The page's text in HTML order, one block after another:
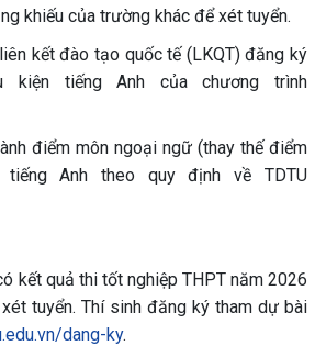
khiếu của trường khác để xét tuyển.
kết đào tạo quốc tế (LKQT) đăng ký
tiếng Anh của chương trình
điểm môn ngoại ngữ (thay thế điểm
Anh theo quy định về TDTU
kết quả thi tốt nghiệp THPT năm 2026
tuyển. Thí sinh đăng ký tham dự bài
dang-ky.